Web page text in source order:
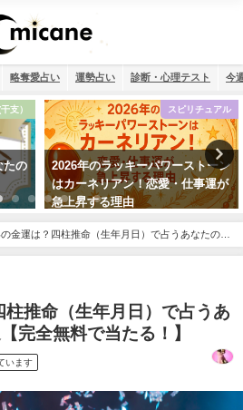
略奪愛占い 運勢占い 診断・心理テスト 今
アル
ーン
が
復縁
タロット占い・元彼の今の私に対
する気持ちは？どう思ってる？
金運は？四柱推命（生年月日）で占うあなたの金
推命（生年月日）で占うあ
完全無料で当たる！】
います